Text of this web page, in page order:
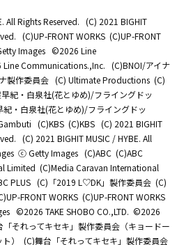
All Rights Reserved. (C) 2021 BIGHIT
(C)UP-FRONT WORKS (C)UP-FRONT
Images ©2026 Line
Communications.,Inc. (C)BNOI/アイナ
製作委員会 (C) Ultimate Productions (C)
紀・白泉社(花とゆめ)/フライングドッ
紀・白泉社(花とゆめ)/フライングドッ
(C)KBS (C)KBS (C) 2021 BIGHIT
(C) 2021 BIGHIT MUSIC / HYBE. All
ⓒ Getty Images (C)ABC (C)ABC
Limited (C)Media Caravan International
PLUS (C)「2019 L♡DK」製作委員会 (C)
FRONT WORKS (C)UP-FRONT WORKS
©2026 TAKE SHOBO CO.,LTD. ©2026
「それってキセキ」製作委員会（キョードー
）
(C)舞台「それってキセキ」製作委員会